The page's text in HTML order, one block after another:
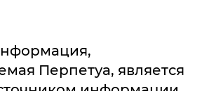
Перпетуа, является